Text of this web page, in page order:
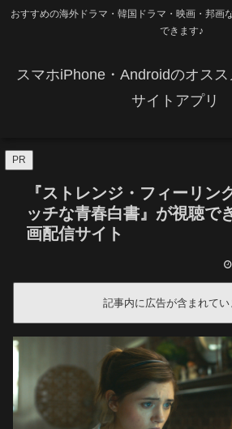
おすすめの海外ドラマ・韓国ドラマ・映画・邦画
できます♪
スマホiPhone・Androidのオス
サイトアプリ
PR
『ストレンジ・フィーリ
ッチな青春白書』が視聴で
画配信サイト
記事内に広告が含まれてい